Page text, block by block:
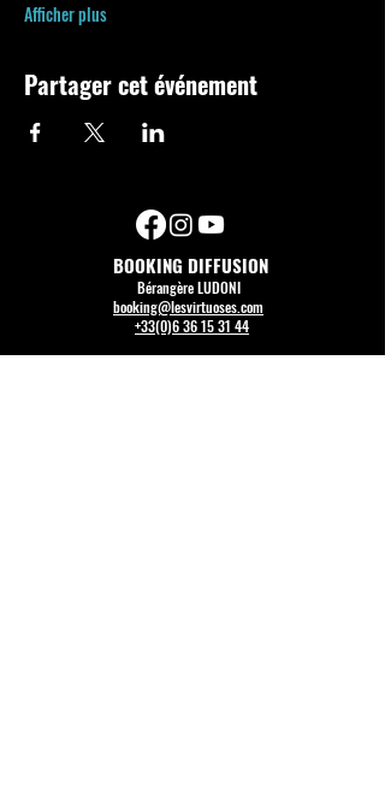
Afficher plus
Partager cet événement
BOOKING DIFFUSION
Bérangère LUDONI
booking@lesvirtuoses.com
+33(0)6 36 15 31 44